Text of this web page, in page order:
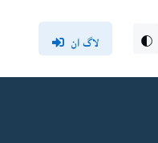
لاگ ان